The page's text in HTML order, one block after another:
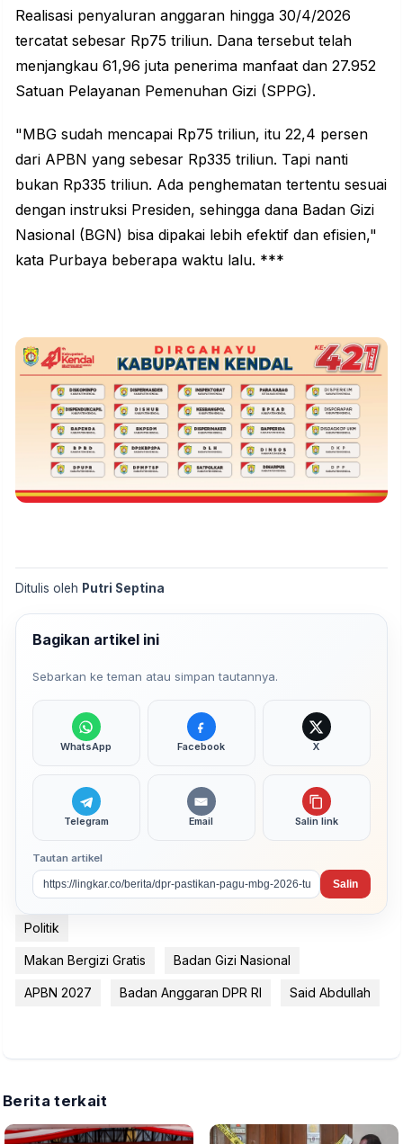
Realisasi penyaluran anggaran hingga 30/4/2026
tercatat sebesar Rp75 triliun. Dana tersebut telah
menjangkau 61,96 juta penerima manfaat dan 27.952
Satuan Pelayanan Pemenuhan Gizi (SPPG).
"MBG sudah mencapai Rp75 triliun, itu 22,4 persen
dari APBN yang sebesar Rp335 triliun. Tapi nanti
bukan Rp335 triliun. Ada penghematan tertentu sesuai
dengan instruksi Presiden, sehingga dana Badan Gizi
Nasional (BGN) bisa dipakai lebih efektif dan efisien,"
kata Purbaya beberapa waktu lalu. ***
Ditulis oleh Putri Septina
Bagikan artikel ini
Sebarkan ke teman atau simpan tautannya.
WhatsApp Facebook X
Telegram Email Salin link
Tautan artikel
Salin
Politik
Makan Bergizi Gratis Badan Gizi Nasional
APBN 2027 Badan Anggaran DPR RI Said Abdullah
Berita terkait